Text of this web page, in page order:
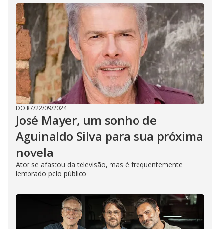
DO R7/22/09/2024
José Mayer, um sonho de
Aguinaldo Silva para sua próxima
novela
Ator se afastou da televisão, mas é frequentemente
lembrado pelo público